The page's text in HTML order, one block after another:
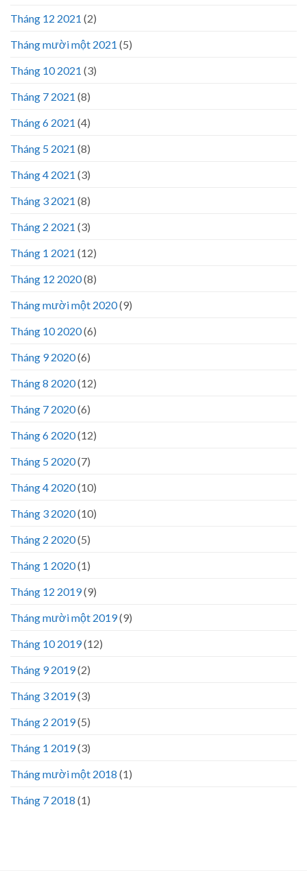
Tháng 12 2021 (2)
Tháng mười một 2021 (5)
Tháng 10 2021 (3)
Tháng 7 2021 (8)
Tháng 6 2021 (4)
Tháng 5 2021 (8)
Tháng 4 2021 (3)
Tháng 3 2021 (8)
Tháng 2 2021 (3)
Tháng 1 2021 (12)
Tháng 12 2020(8)
Tháng mười một 2020(9)
Tháng 10 2020(6)
Tháng 9 2020(6)
Tháng 8 2020(12)
Tháng 7 2020(6)
Tháng 6 2020(12)
Tháng 5 2020(7)
Tháng 4 2020(10)
Tháng 3 2020(10)
Tháng 2 2020(5)
Tháng 1 2020(1)
Tháng 12 2019(9)
Tháng mười một 2019(9)
Tháng 10 2019(12)
Tháng 9 2019(2)
Tháng 3 2019(3)
Tháng 2 2019(5)
Tháng 1 2019(3)
Tháng mười một 2018 (1)
Tháng 7 2018 (1)